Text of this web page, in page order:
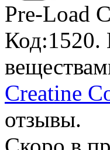
Pre-Load
Код:1520.
Creatine
отзывы.